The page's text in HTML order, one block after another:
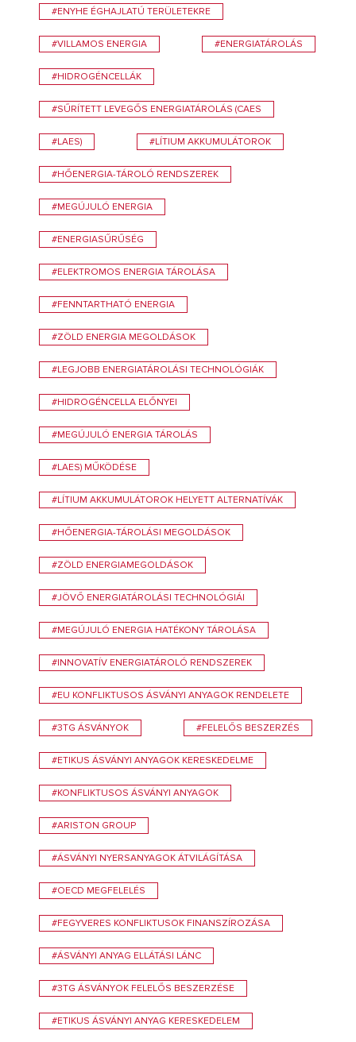
#ENYHE ÉGHAJLATÚ TERÜLETEKRE
#VILLAMOS ENERGIA #ENERGIATÁROLÁS
#HIDROGÉNCELLÁK
#SŰRÍTETT LEVEGŐS ENERGIATÁROLÁS (CAES
#LAES) #LÍTIUM AKKUMULÁTOROK
#HŐENERGIA-TÁROLÓ RENDSZEREK
#MEGÚJULÓ ENERGIA
#ENERGIASŰRŰSÉG
#ELEKTROMOS ENERGIA TÁROLÁSA
#FENNTARTHATÓ ENERGIA
#ZÖLD ENERGIA MEGOLDÁSOK
#LEGJOBB ENERGIATÁROLÁSI TECHNOLÓGIÁK
#HIDROGÉNCELLA ELŐNYEI
#MEGÚJULÓ ENERGIA TÁROLÁS
#LAES) MŰKÖDÉSE
#LÍTIUM AKKUMULÁTOROK HELYETT ALTERNATÍVÁK
#HŐENERGIA-TÁROLÁSI MEGOLDÁSOK
#ZÖLD ENERGIAMEGOLDÁSOK
#JÖVŐ ENERGIATÁROLÁSI TECHNOLÓGIÁI
#MEGÚJULÓ ENERGIA HATÉKONY TÁROLÁSA
#INNOVATÍV ENERGIATÁROLÓ RENDSZEREK
#EU KONFLIKTUSOS ÁSVÁNYI ANYAGOK RENDELETE
#3TG ÁSVÁNYOK #FELELŐS BESZERZÉS
#ETIKUS ÁSVÁNYI ANYAGOK KERESKEDELME
#KONFLIKTUSOS ÁSVÁNYI ANYAGOK
#ARISTON GROUP
#ÁSVÁNYI NYERSANYAGOK ÁTVILÁGÍTÁSA
#OECD MEGFELELÉS
#FEGYVERES KONFLIKTUSOK FINANSZÍROZÁSA
#ÁSVÁNYI ANYAG ELLÁTÁSI LÁNC
#3TG ÁSVÁNYOK FELELŐS BESZERZÉSE
#ETIKUS ÁSVÁNYI ANYAG KERESKEDELEM